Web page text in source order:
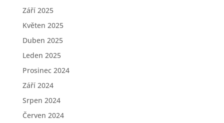
Září 2025
Květen 2025
Duben 2025
Leden 2025
Prosinec 2024
Září 2024
Srpen 2024
Červen 2024